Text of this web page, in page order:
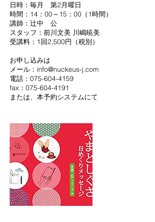
日時：毎月 第2月曜日
時間：14：00～15：00（1時間）
講師：辻中 公
スタッフ：前川文美 川嶋暁美
​受講料：1回2,500円（税別）
お申し込みは
メール：info@nuckeus-j.com
電話：075-604-4159
fax：075-604-4191
または、本予約システムにて